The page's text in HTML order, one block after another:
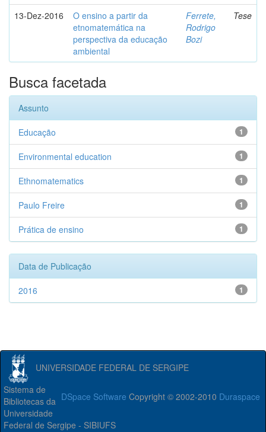
13-Dez-2016
O ensino a partir da
etnomatemática na
perspectiva da educação
ambiental
Ferrete,
Rodrigo
Bozi
Tese
Busca facetada
Assunto
1
Educação
1
Environmental education
1
Ethnomatematics
1
Paulo Freire
1
Prática de ensino
Data de Publicação
1
2016
UNIVERSIDADE FEDERAL DE SERGIPE
DSpace Software Copyright © 2002-2010 Duraspace
Sistema de
Bibliotecas da
Universidade
Federal de Sergipe - SIBIUFS